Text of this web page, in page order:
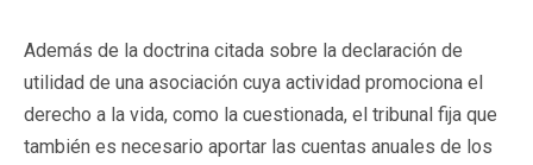
Además de la doctrina citada sobre la declaración de
utilidad de una asociación cuya actividad promociona el
derecho a la vida, como la cuestionada, el tribunal fija que
también es necesario aportar las cuentas anuales de los